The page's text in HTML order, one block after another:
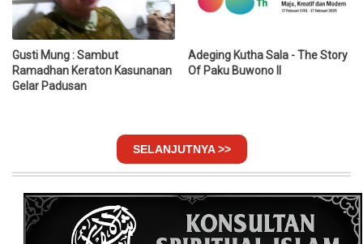
Gusti Mung : Sambut
Ramadhan Keraton Kasunanan
Gelar Padusan
Adeging Kutha Sala - The Story
Of Paku Buwono II
SELANJUTNYA >>